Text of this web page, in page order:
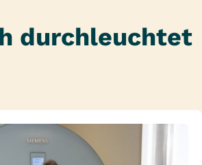
durchleuchtet